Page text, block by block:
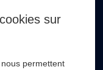
sur
permettent